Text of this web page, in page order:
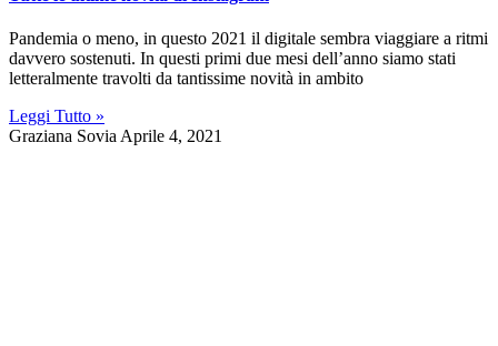
Pandemia o meno, in questo 2021 il digitale sembra viaggiare a ritmi
davvero sostenuti. In questi primi due mesi dell’anno siamo stati
letteralmente travolti da tantissime novità in ambito
Leggi Tutto »
Graziana Sovia Aprile 4, 2021